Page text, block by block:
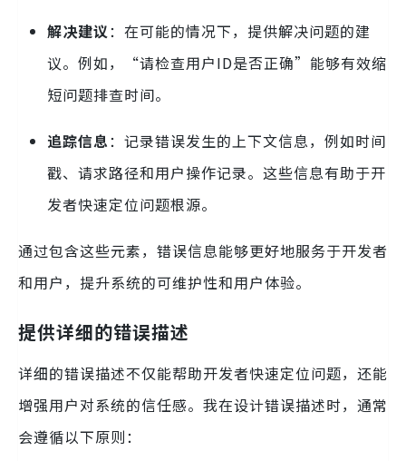
解决建议：在可能的情况下，提供解决问题的建
议。例如，“请检查用户ID是否正确”能够有效缩
短问题排查时间。
追踪信息：记录错误发生的上下文信息，例如时间
戳、请求路径和用户操作记录。这些信息有助于开
发者快速定位问题根源。
通过包含这些元素，错误信息能够更好地服务于开发者
和用户，提升系统的可维护性和用户体验。
提供详细的错误描述
详细的错误描述不仅能帮助开发者快速定位问题，还能
增强用户对系统的信任感。我在设计错误描述时，通常
会遵循以下原则：